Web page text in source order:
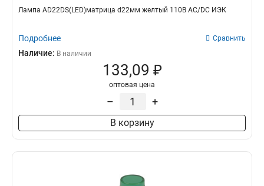
Лампа AD22DS(LED)матрица d22мм желтый 110В AC/DC ИЭК
Подробнее Сравнить
Наличие: В наличии
133,09 ₽
оптовая цена
– +
В корзину